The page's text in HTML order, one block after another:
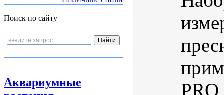
Поиск по сайту
Аквариумные
PRO